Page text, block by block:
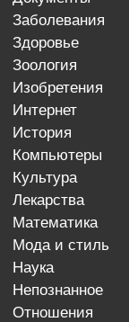
заболевания
здоровье
зоология
изобретения
интернет
история
компьютеры
культура
лекарства
математика
мода и стиль
наука
непознанное
отношения